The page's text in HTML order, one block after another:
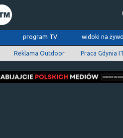
program TV widoki na
Reklama Outdoor Praca Gdynia